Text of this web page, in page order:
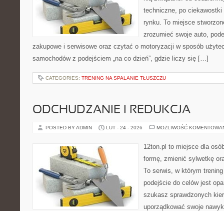
techniczne, po
rynku. To miejsce
zrozumieć swoje auto,
zakupowe i serwisowe oraz czytać o motoryzacji w sposób
samochodów z podejściem „na co dzień”, gdzie liczy się […]
CATEGORIES: TRENING NA SPALANIE TŁUSZCZU
ODCHUDZANIE I REDUKCJA
POSTED BY ADMIN LUT - 24 - 2026 MOŻLIWOŚĆ
12ton.pl to miejsce dla
formę, zmienić sylwetkę
To serwis, w którym
podejście do celów jest
szukasz sprawdzonych
uporządkować swoje